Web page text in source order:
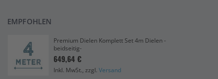
EMPFOHLEN
Premium Dielen Komplett Set 4m Dielen -
beidseitig-
649,64 €
Inkl. MwSt., zzgl. Versand